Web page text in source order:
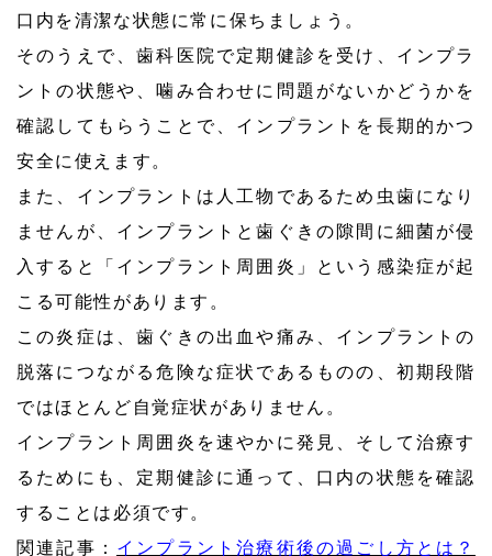
口内を清潔な状態に常に保ちましょう。
そのうえで、歯科医院で定期健診を受け、インプラ
ントの状態や、噛み合わせに問題がないかどうかを
確認してもらうことで、インプラントを長期的かつ
安全に使えます。
また、インプラントは人工物であるため虫歯になり
ませんが、インプラントと歯ぐきの隙間に細菌が侵
入すると「インプラント周囲炎」という感染症が起
こる可能性があります。
この炎症は、歯ぐきの出血や痛み、インプラントの
脱落につながる危険な症状であるものの、初期段階
ではほとんど自覚症状がありません。
インプラント周囲炎を速やかに発見、そして治療す
るためにも、定期健診に通って、口内の状態を確認
することは必須です。
関連記事： インプラント治療術後の過ごし方とは？